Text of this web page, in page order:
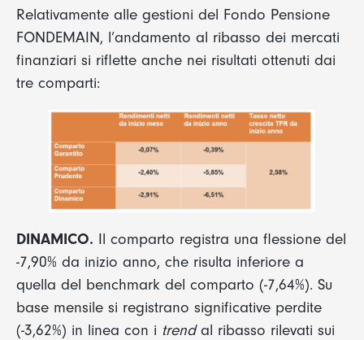
Relativamente alle gestioni del Fondo Pensione
FONDEMAIN, l’andamento al ribasso dei mercati
finanziari si riflette anche nei risultati ottenuti dai
tre comparti:
DINAMICO. Il comparto registra una flessione del
-7,90% da inizio anno, che risulta inferiore a
quella del benchmark del comparto (-7,64%). Su
base mensile si registrano significative perdite
(-3,62%) in linea con i trendal ribasso rilevati sui